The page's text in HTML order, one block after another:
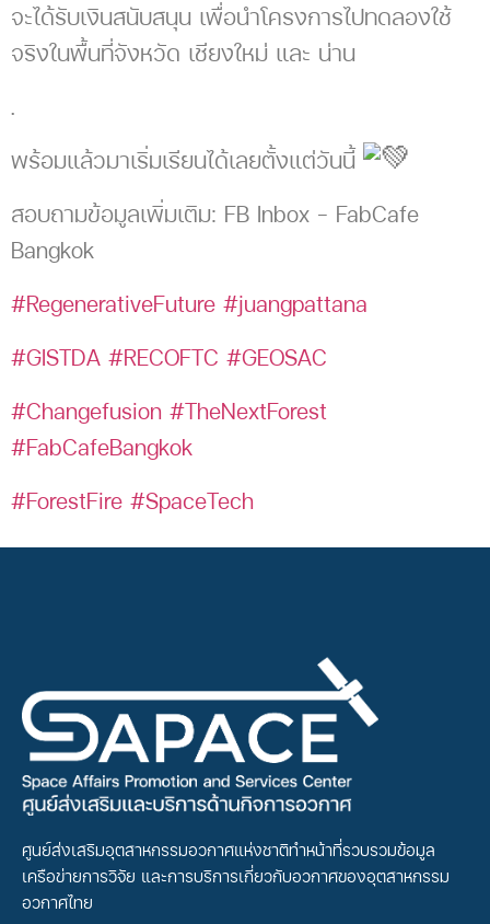
จะได้รับเงินสนับสนุน เพื่อนำโครงการไปทดลองใช้
จริงในพื้นที่จังหวัด เชียงใหม่ และ น่าน
.
พร้อมแล้วมาเริ่มเรียนได้เลยตั้งแต่วันนี้
สอบถามข้อมูลเพิ่มเติม: FB Inbox – FabCafe
Bangkok
#RegenerativeFuture #juangpattana
#GISTDA #RECOFTC #GEOSAC
#Changefusion #TheNextForest
#FabCafeBangkok
#ForestFire #SpaceTech
ศูนย์ส่งเสริมอุตสาหกรรมอวกาศแห่งชาติทำหน้าที่รวบรวมข้อมูล
เครือข่ายการวิจัย และการบริการเกี่ยวกับอวกาศของอุตสาหกรรม
อวกาศไทย